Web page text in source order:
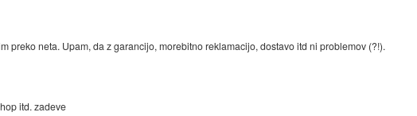
preko neta. Upam, da z garancijo, morebitno reklamacijo, dostavo itd ni problemov (?!).
itd. zadeve